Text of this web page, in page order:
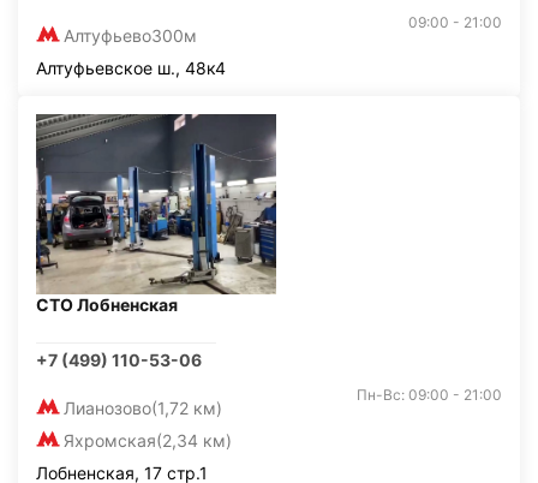
Алтуфьево300м
09:00 - 21:00
Алтуфьевское ш., 48к4
СТО Лобненская
+7 (499) 110-53-06
Лианозово(1,72 км)
Яхромская(2,34 км)
Пн-Вс: 09:00 - 21:00
Лобненская, 17 стр.1